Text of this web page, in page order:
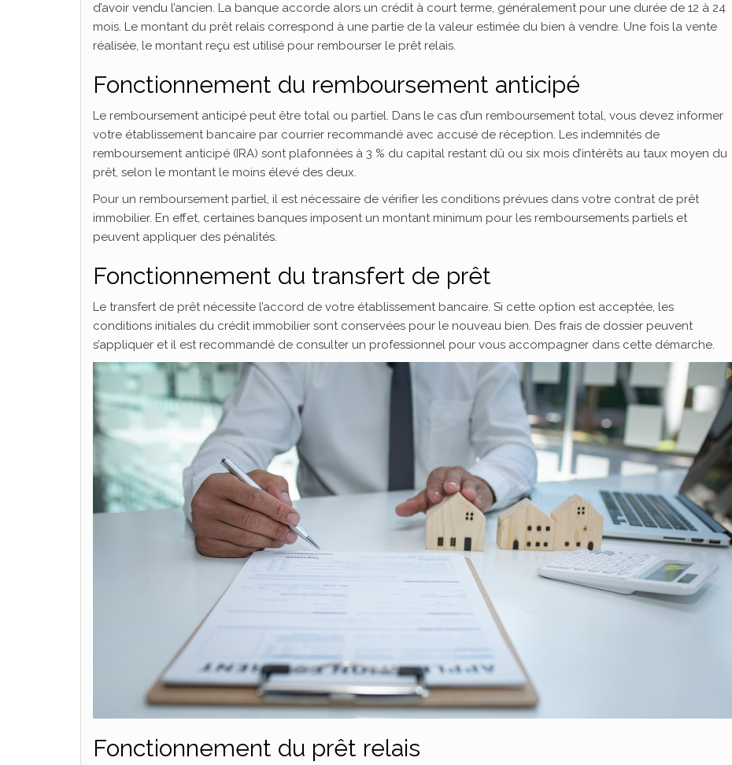
d’avoir vendu l’ancien. La banque accorde alors un crédit à court terme, généralement pour une durée de 12 à 24
mois. Le montant du prêt relais correspond à une partie de la valeur estimée du bien à vendre. Une fois la vente
réalisée, le montant reçu est utilisé pour rembourser le prêt relais.
Fonctionnement du remboursement anticipé
Le remboursement anticipé peut être total ou partiel. Dans le cas d’un remboursement total, vous devez informer
votre établissement bancaire par courrier recommandé avec accusé de réception. Les indemnités de
remboursement anticipé (IRA) sont plafonnées à 3 % du capital restant dû ou six mois d’intérêts au taux moyen du
prêt, selon le montant le moins élevé des deux.
Pour un remboursement partiel, il est nécessaire de vérifier les conditions prévues dans votre contrat de prêt
immobilier. En effet, certaines banques imposent un montant minimum pour les remboursements partiels et
peuvent appliquer des pénalités.
Fonctionnement du transfert de prêt
Le transfert de prêt nécessite l’accord de votre établissement bancaire. Si cette option est acceptée, les
conditions initiales du crédit immobilier sont conservées pour le nouveau bien. Des frais de dossier peuvent
s’appliquer et il est recommandé de consulter un professionnel pour vous accompagner dans cette démarche.
Fonctionnement du prêt relais